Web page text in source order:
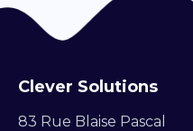
Clever Solutions
83 Rue Blaise Pascal